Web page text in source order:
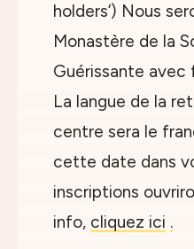
holders’) Nous
Monastère de la
Guérissante
La langue de la
centre sera le
cette date dans
inscriptions
info, cliquez ici .